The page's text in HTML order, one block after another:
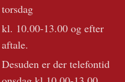
torsdag
kl. 10.00-13.00 og efter
aftale.
Desuden er der telefontid